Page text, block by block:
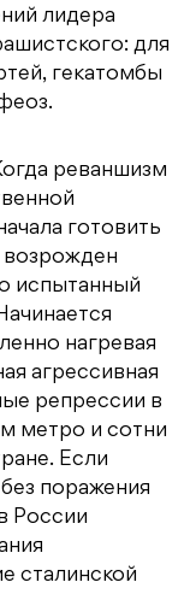
лидера
для
гекатомбы
реваншизм
готовить
возрожден
испытанный
нагревая
агрессивная
репрессии в
метро и сотни
Если
поражения
России
сталинской